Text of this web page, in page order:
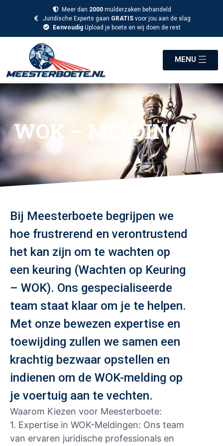
Meer dan 2000 mulderzaken behandeld
Juridische Experts gaan GRATISvoor jou aan de slag
EenvoudigUpload je boete en wij doen de rest
MENU
WOK – MELDING
Bij Meesterboete begrijpen we
hoe frustrerend en verontrustend
het kan zijn om te wachten op
een keuring (Wachten op Keuring
– WOK). Ons gespecialiseerde
team staat klaar om je te helpen.
Met onze bewezen expertise en
toewijding zullen we samen een
krachtig bezwaar opstellen en
indienen om de WOK-melding op
je voertuig aan te vechten.
Waarom Kiezen voor Meesterboete:
1. Expertise in WOK-Meldingen: Ons team
van ervaren juridische professionals en